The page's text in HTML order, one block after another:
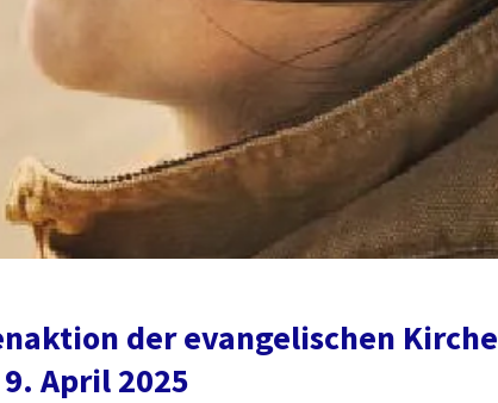
der evangelischen Kirche
April 2025